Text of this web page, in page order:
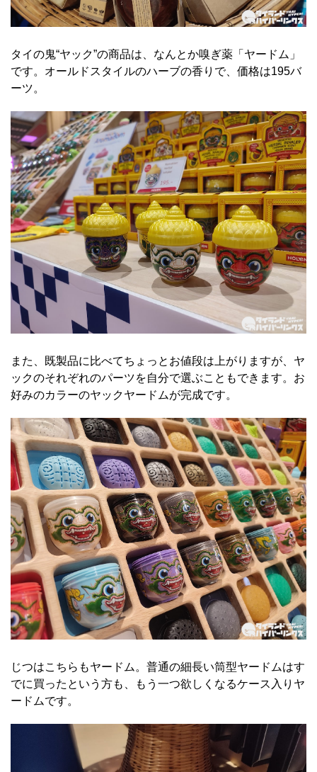
タイの鬼“ヤック”の商品は、なんとか嗅ぎ薬「ヤードム」
です。オールドスタイルのハーブの香りで、価格は195バ
ーツ。
また、既製品に比べてちょっとお値段は上がりますが、ヤ
ックのそれぞれのパーツを自分で選ぶこともできます。お
好みのカラーのヤックヤードムが完成です。
じつはこちらもヤードム。普通の細長い筒型ヤードムはす
でに買ったという方も、もう一つ欲しくなるケース入りヤ
ードムです。